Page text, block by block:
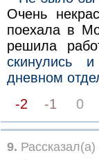
Очень
поехала в
решила
скинулись
дневном
-2
-1 0
9.